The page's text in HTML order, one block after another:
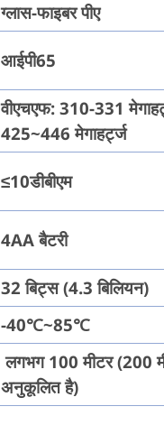
ग्लास-फाइबर पीए
आईपी65
वीएचएफ: 310-331
425~446 मेगाहर्ट्ज
≤10डीबीएम
4AA बैटरी
32 बिट्स (4.3 बिलियन)
-40℃~85℃
लगभग 100 मीटर (200
अनुकूलित है)